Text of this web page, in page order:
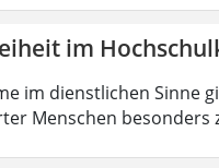
im
im dienstlichen Sinne
Menschen besonders